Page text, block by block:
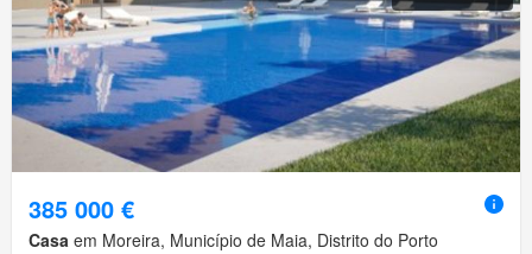
385 000 €
Casa em Moreira, Município de Maia, Distrito do Porto